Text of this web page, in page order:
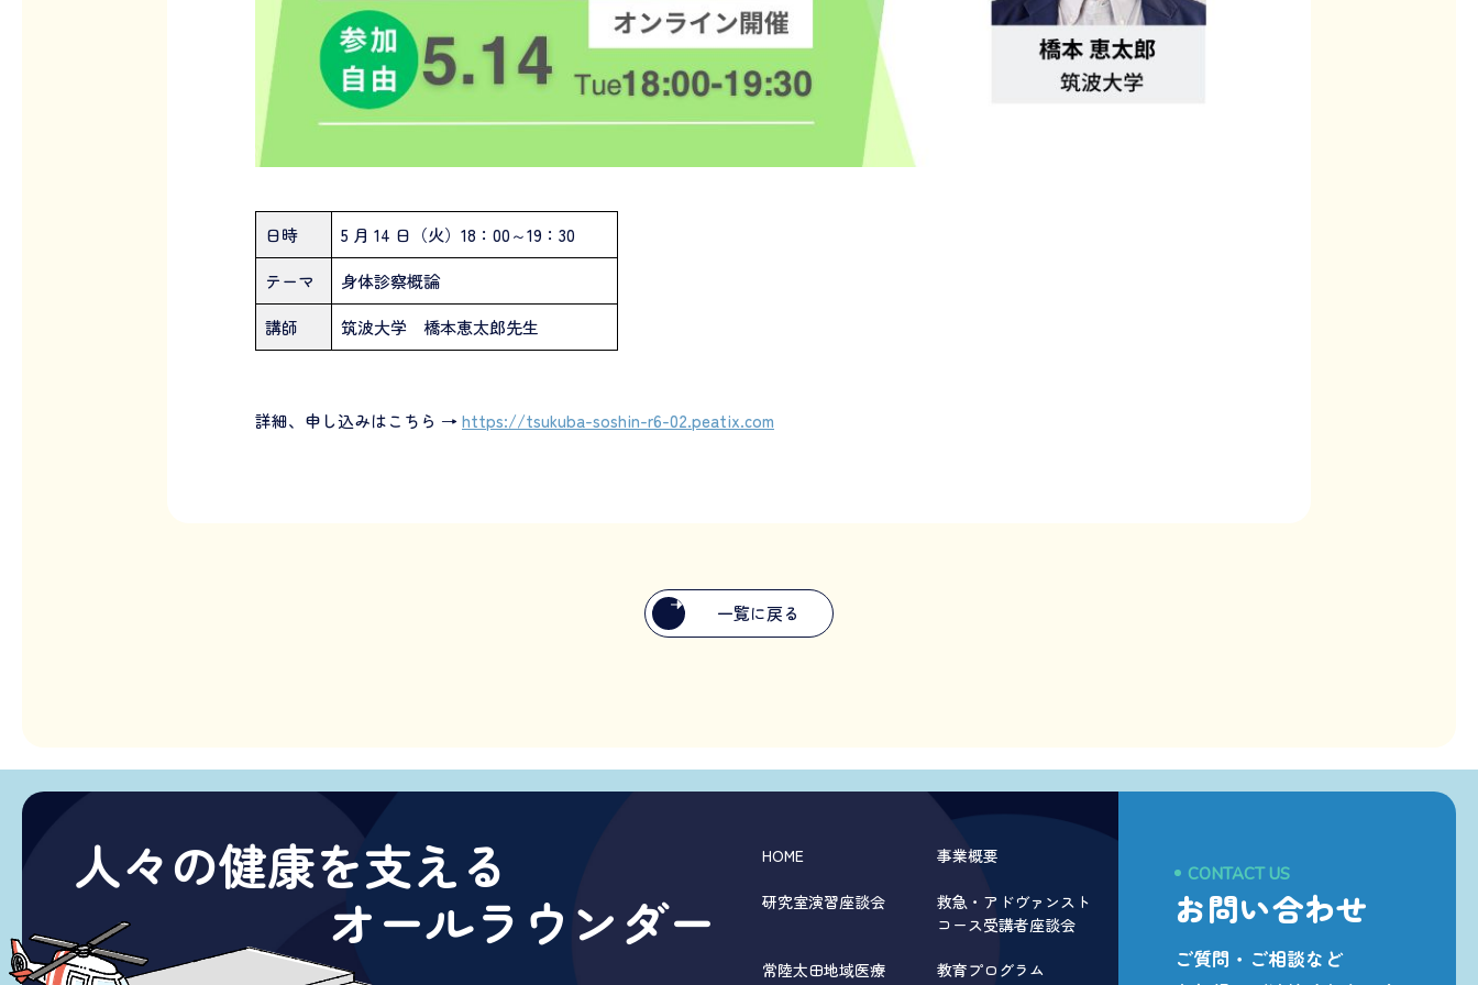
日時
5 月 14 日（火）18：00～19：30
テーマ
身体診察概論
講師
筑波大学 橋本恵太郎先生
詳細、申し込みはこちら →https://tsukuba-soshin-r6-02.peatix.com
一覧に戻る
人々の健康を支える
オールラウンダー
HOME 事業概要
研究室演習座談会
救急・アドヴァンスト
コース受講者座談会
常陸太田地域医療
教育プログラム
CONTACT US
お問い合わせ
ご質問・ご相談など